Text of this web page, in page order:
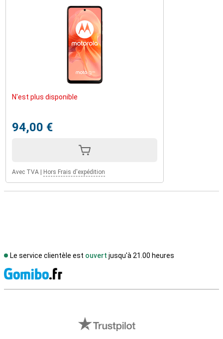
N'est plus disponible
94,00 €
Avec TVA Hors Frais d'expédition
Le service clientèle est ouvert jusqu'à 21.00 heures